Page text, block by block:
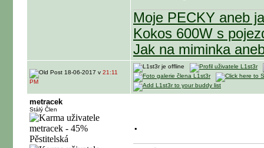
Moje PECKY aneb
Kokos 600W s
Jak na miminka
18-06-2017 v 21:11
PM
metracek
Stálý Člen
.